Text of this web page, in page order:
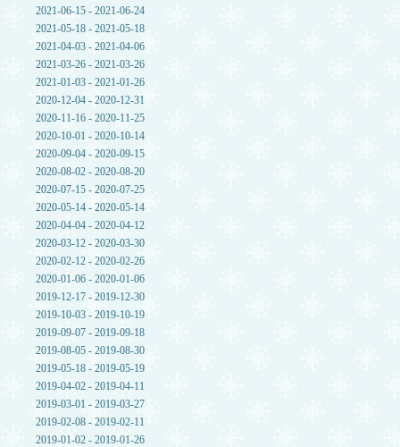
2021-06-15 - 2021-06-24
2021-05-18 - 2021-05-18
2021-04-03 - 2021-04-06
2021-03-26 - 2021-03-26
2021-01-03 - 2021-01-26
2020-12-04 - 2020-12-31
2020-11-16 - 2020-11-25
2020-10-01 - 2020-10-14
2020-09-04 - 2020-09-15
2020-08-02 - 2020-08-20
2020-07-15 - 2020-07-25
2020-05-14 - 2020-05-14
2020-04-04 - 2020-04-12
2020-03-12 - 2020-03-30
2020-02-12 - 2020-02-26
2020-01-06 - 2020-01-06
2019-12-17 - 2019-12-30
2019-10-03 - 2019-10-19
2019-09-07 - 2019-09-18
2019-08-05 - 2019-08-30
2019-05-18 - 2019-05-19
2019-04-02 - 2019-04-11
2019-03-01 - 2019-03-27
2019-02-08 - 2019-02-11
2019-01-02 - 2019-01-26